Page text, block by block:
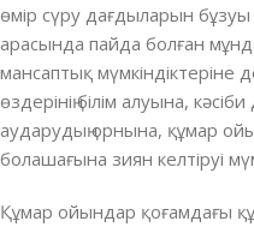
өмір сүру дағдыларын бұзуы
арасында пайда болған
мансаптық мүмкіндіктеріне
өздерінің білім алуына,
аударудың орнына, құмар
болашағына зиян келтіруі
Құмар ойындар қоғамдағы